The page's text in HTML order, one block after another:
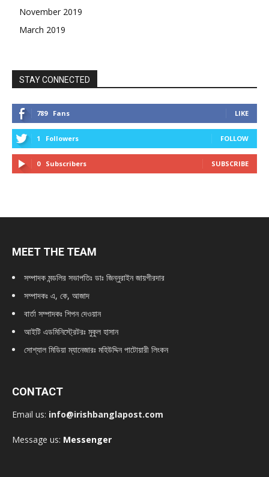
November 2019
March 2019
STAY CONNECTED
789 Fans LIKE
1 Followers FOLLOW
0 Subscribers SUBSCRIBE
MEET THE TEAM
সম্পাদক মন্ডলির সভাপতিঃ ডাঃ জিন্নুরাইন জায়গীরদার
সম্পাদকঃ এ, কে, আজাদ
বার্তা সম্পাদকঃ শিপন দেওয়ান
আইটি এডমিনিস্ট্রেটরঃ মুকুল হাসান
সোশ্যাল মিডিয়া ম্যানেজারঃ মহিউদ্দিন পাটোয়ারী লিংকন
CONTACT
Email us: info@irishbanglapost.com
Message us: Messenger